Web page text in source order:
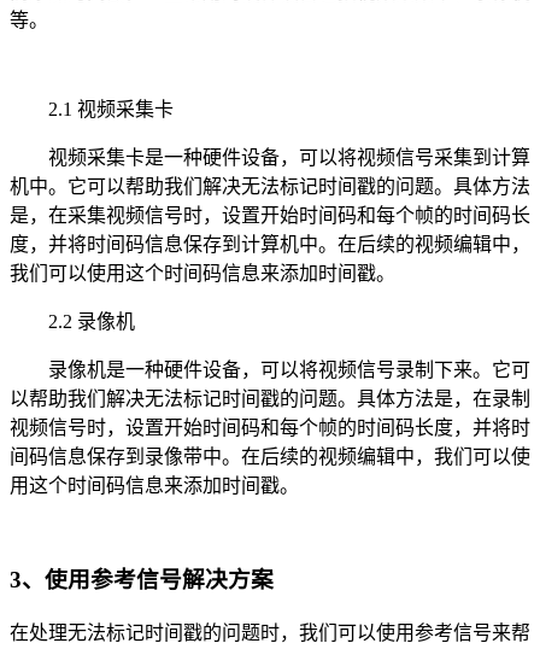
等。
2.1 视频采集卡
视频采集卡是一种硬件设备，可以将视频信号采集到计算
机中。它可以帮助我们解决无法标记时间戳的问题。具体方法
是，在采集视频信号时，设置开始时间码和每个帧的时间码长
度，并将时间码信息保存到计算机中。在后续的视频编辑中，
我们可以使用这个时间码信息来添加时间戳。
2.2 录像机
录像机是一种硬件设备，可以将视频信号录制下来。它可
以帮助我们解决无法标记时间戳的问题。具体方法是，在录制
视频信号时，设置开始时间码和每个帧的时间码长度，并将时
间码信息保存到录像带中。在后续的视频编辑中，我们可以使
用这个时间码信息来添加时间戳。
3、使用参考信号解决方案
在处理无法标记时间戳的问题时，我们可以使用参考信号来帮